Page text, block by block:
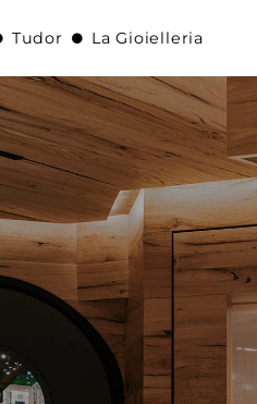
Tudor La Gioielleria